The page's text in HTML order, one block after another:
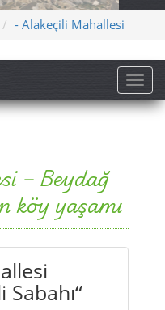
- Alakeçili Mahallesi
– Beydağ
köy yaşamı
Sabahı“